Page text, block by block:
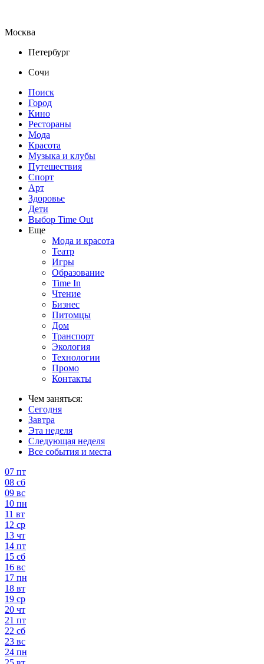
Москва
Петербург
Сочи
Поиск
Город
Кино
Рестораны
Мода
Красота
Музыка и клубы
Путешествия
Спорт
Арт
Здоровье
Дети
Выбор Time Out
Еще
Мода и красота
Театр
Игры
Образование
Time In
Чтение
Бизнес
Питомцы
Дом
Транспорт
Экология
Технологии
Промо
Контакты
Чем заняться:
Сегодня
Завтра
Эта неделя
Следующая неделя
Все события и места
07 пт
08 сб
09 вс
10 пн
11 вт
12 ср
13 чт
14 пт
15 сб
16 вс
17 пн
18 вт
19 ср
20 чт
21 пт
22 сб
23 вс
24 пн